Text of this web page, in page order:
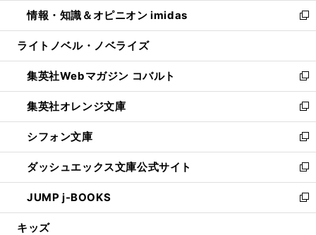
く
で
開
ド
ウ
開
く
ィ
ン
ウ
で
開
く
し
い
ウ
ン
ド
ウ
で
開
く
情報・知識＆オピニオン imidas
新
し
ウ
ィ
ン
ド
ウ
で
開
く
ライトノベル・ノベライズ
集英社Webマガジン コバルト
新
し
い
ウ
ィ
ン
ド
ウ
で
開
集英社オレンジ文庫
新
し
い
ウ
ィ
ン
ド
ウ
シフォン文庫
新
し
い
ウ
ィ
ン
ダッシュエックス文庫公式サイト
新
し
い
ウ
JUMP j-BOOKS
新
し
キッズ